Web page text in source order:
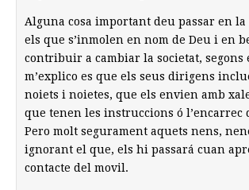
Alguna cosa important deu passar en la
els que s’inmolen en nom de Deu i en
contribuir a cambiar la societat, segons
m’explico es que els seus dirigens
noiets i noietes, que els envien amb
que tenen les instruccions ó l’encarrec
Pero molt segurament aquets nens,
ignorant el que, els hi passará cuan
contacte del movil.